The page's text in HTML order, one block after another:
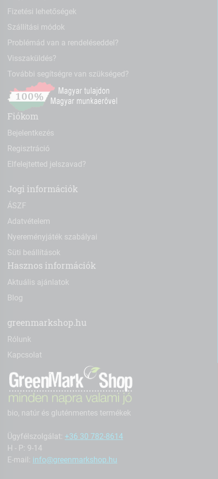
Fizetési lehetőségek
Szállítási módok
Problémád van a rendeléseddel?
Visszaküldés?
További segítségre van szükséged?
Fiókom
Bejelentkezés
Regisztráció
Elfelejtetted jelszavad?
Jogi információk
ÁSZF
Adatvételem
Nyereményjáték szabályai
Süti beállítások
Hasznos információk
Aktuális ajánlatok
Blog
greenmarkshop.hu
Rólunk
Kapcsolat
bio, natúr és gluténmentes termékek
Ügyfélszolgálat: +36 30 782-8614
H - P: 9-14
E-mail: info@greenmarkshop.hu